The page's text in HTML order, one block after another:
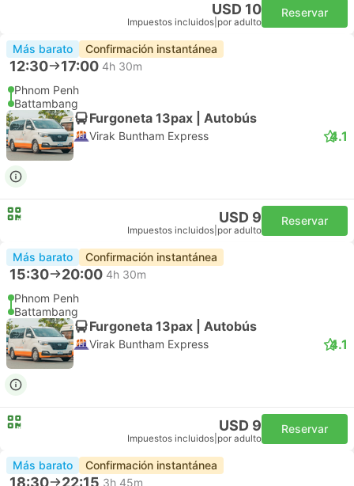
USD 10
Impuestos incluidos por adulto
Reservar
Más barato Confirmación instantánea
12:30 17:00 4h 30m
Phnom Penh
Battambang
Furgoneta 13pax | Autobús
Virak Buntham Express 4.1
USD 9
Impuestos incluidos por adulto
Reservar
Más barato Confirmación instantánea
15:30 20:00 4h 30m
Phnom Penh
Battambang
Furgoneta 13pax | Autobús
Virak Buntham Express 4.1
USD 9
Impuestos incluidos por adulto
Reservar
Más barato Confirmación instantánea
18:30 22:15 3h 45m